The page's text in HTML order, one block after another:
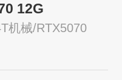
12G
机械/RTX5070